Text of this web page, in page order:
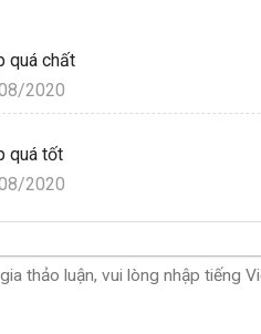
quá chất
2020
quá tốt
2020